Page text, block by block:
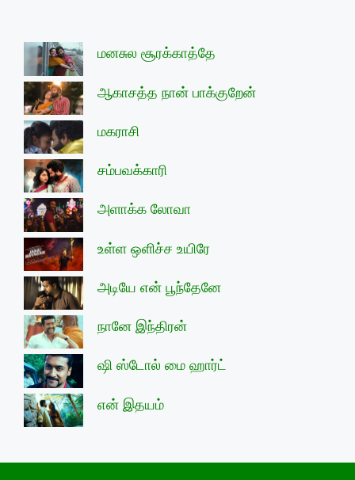
மனசுல சூரக்காத்தே
ஆகாசத்த நான் பாக்குறேன்
மகராசி
சம்பவக்காரி
அளாக்க லோவா
உள்ள ஒளிச்ச உயிரே
அடியே என் பூந்தேனே
நானே இந்திரன்
ஷி ஸ்டோல் மை ஹார்ட்
என் இதயம்